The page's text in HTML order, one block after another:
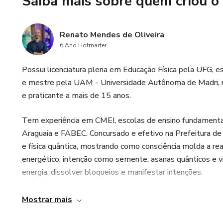
Um guia para viver com mais
Se você deseja ativar seu
book é o caminho.
Renato Mendes de Oliveira
6 Ano Hotmarter
Possui licenciatura plena em Educação Física pela UFG,
e mestre pela UAM - Universidade Autônoma de Madri,
e praticante a mais de 15 anos.
Tem experiência em CMEI, escolas de ensino
Araguaia e FABEC. Concursado e efetivo na Prefeitura
e física quântica, mostrando como consciência molda a
energético, intenção como semente, asanas quânticos e
energia, dissolver bloqueios e manifestar intenções.
Mostrar mais